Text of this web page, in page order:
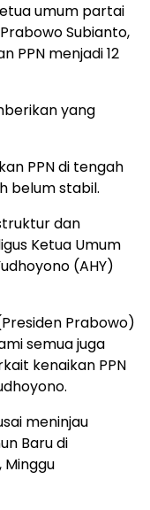
umum partai
Subianto,
PPN menjadi 12
yang
PPN di tengah
belum stabil.
dan
Ketua Umum
(AHY)
Prabowo)
semua juga
kenaikan PPN
meninjau
Baru di
Minggu